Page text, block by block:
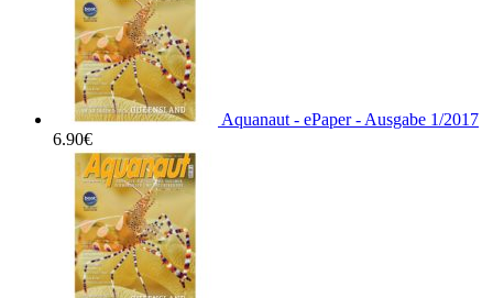
Aquanaut - ePaper - Ausgabe 1/2017
6.90€